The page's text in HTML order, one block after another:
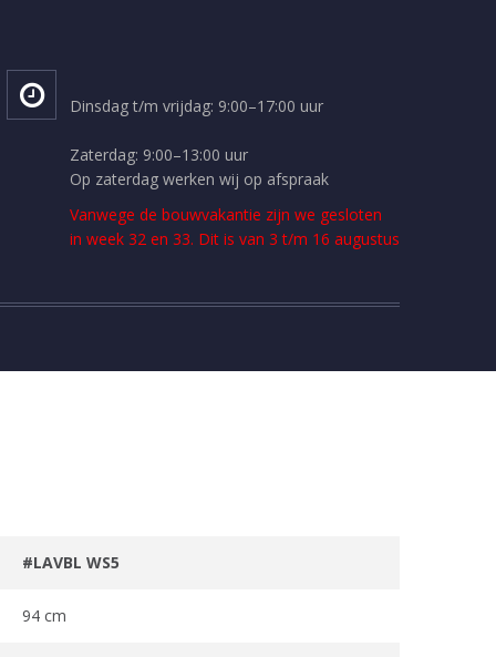
Dinsdag t/m vrijdag: 9:00–17:00 uur
Zaterdag: 9:00–13:00 uur
Op zaterdag werken wij op afspraak
Vanwege de bouwvakantie zijn we gesloten
in week 32 en 33. Dit is van 3 t/m 16 augustus
#LAVBL WS5
94 cm